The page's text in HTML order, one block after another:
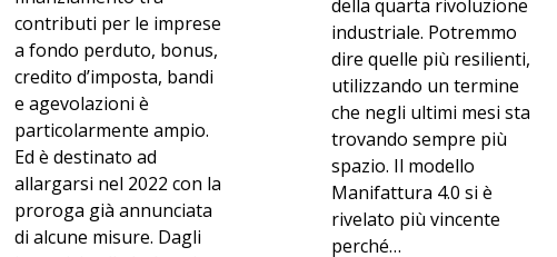
della quarta rivoluzione
industriale. Potremmo
dire quelle più resilienti,
utilizzando un termine
che negli ultimi mesi sta
trovando sempre più
spazio. Il modello
Manifattura 4.0 si è
rivelato più vincente
perché…
contributi per le imprese
a fondo perduto, bonus,
credito d’imposta, bandi
e agevolazioni è
particolarmente ampio.
Ed è destinato ad
allargarsi nel 2022 con la
proroga già annunciata
di alcune misure. Dagli